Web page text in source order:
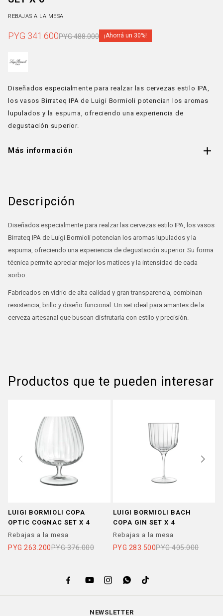
REBAJAS A LA MESA
PYG 341.600PYG488.000 30
Diseñados especialmente para realzar las cervezas estilo IPA,
los vasos Birrateq IPA de Luigi Bormioli potencian los aromas
lupulados y la espuma, ofreciendo una experiencia de
degustación superior.
Más información
Descripción
Diseñados especialmente para realzar las cervezas estilo IPA, los vasos
Birrateq IPA de Luigi Bormioli potencian los aromas lupulados y la
espuma, ofreciendo una experiencia de degustación superior. Su forma
técnica permite apreciar mejor los matices y la intensidad de cada
sorbo.
Fabricados en vidrio de alta calidad y gran transparencia, combinan
resistencia, brillo y diseño funcional. Un set ideal para amantes de la
cerveza artesanal que buscan disfrutarla con estilo y precisión.
Productos que te pueden interesar
LUIGI BORMIOLI COPA
OPTIC COGNAC SET X 4
Rebajas a la mesa
PYG 263.200PYG 376.000
LUIGI BORMIOLI BACH
COPA GIN SET X 4
Rebajas a la mesa
PYG 283.500PYG 405.000
    
NEWSLETTER